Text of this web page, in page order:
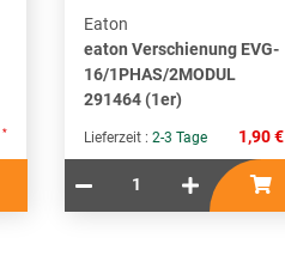
*
Eaton
eaton Verschienung EVG-
16/1PHAS/2MODUL
291464 (1er)
Lieferzeit : 2-3 Tage 1,90 €